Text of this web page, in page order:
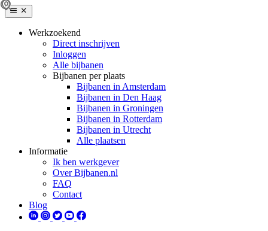
Werkzoekend
Direct inschrijven
Inloggen
Alle bijbanen
Bijbanen per plaats
Bijbanen in Amsterdam
Bijbanen in Den Haag
Bijbanen in Groningen
Bijbanen in Rotterdam
Bijbanen in Utrecht
Alle plaatsen
Informatie
Ik ben werkgever
Over Bijbanen.nl
FAQ
Contact
Blog